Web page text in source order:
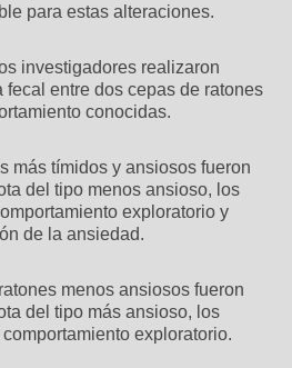
para estas alteraciones.
investigadores realizaron
entre dos cepas de ratones
conocidas.
más tímidos y ansiosos fueron
del tipo menos ansioso, los
exploratorio y
de la ansiedad.
menos ansiosos fueron
del tipo más ansioso, los
exploratorio.